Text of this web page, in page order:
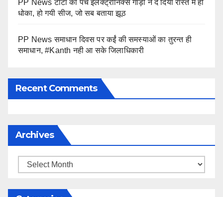
PP News टाटा की पंच इलेक्ट्रोनिक्स गाड़ी ने दे दिया रास्ते में ही
धोका, हो गयी सीज, जो सब बताया झूठ
PP News समाधान दिवस पर कईं की समस्याओं का तुरन्त ही
समाधान, #Kanth नही आ सके जिलाधिकारी
Recent Comments
Archives
Archives